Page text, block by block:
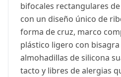
bifocales rectangulares
con un diseño único de
forma de cruz, marco
plástico ligero con
almohadillas de silicona
tacto y libres de alergias